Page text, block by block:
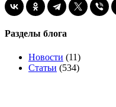
Разделы блога
Новости (11)
Статьи (534)